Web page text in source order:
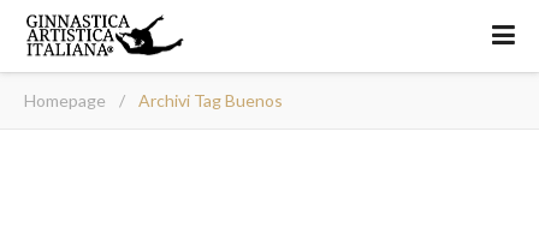
Homepage / Archivi Tag Buenos